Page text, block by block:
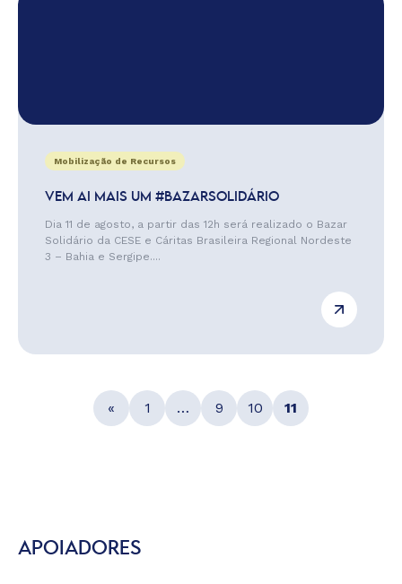
Mobilização de Recursos
VEM AI MAIS UM #BAZARSOLIDÁRIO
Dia 11 de agosto, a partir das 12h será realizado o Bazar
Solidário da CESE e Cáritas Brasileira Regional Nordeste
3 – Bahia e Sergipe....
« 1 … 9 10 11
APOIADORES